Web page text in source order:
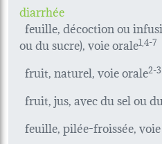
diarrhée
feuille, décoction ou
ou du sucre), voie orale1,4-7
fruit, naturel, voie orale2-3
fruit, jus, avec du sel ou
feuille, pilée-froissée,